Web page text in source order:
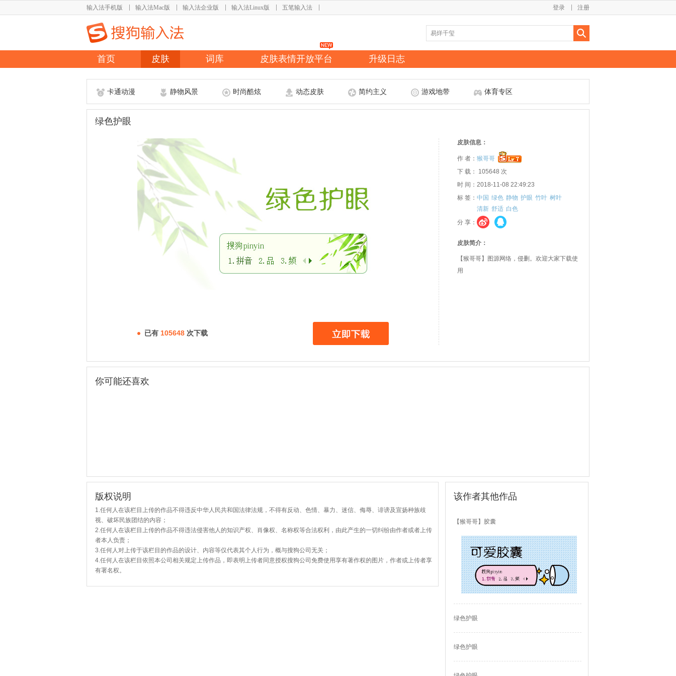
输入法手机版 输入法Mac版 输入法企业版 输入法Linux版 五笔输入法 注册
登录
首页 皮肤 词库 皮肤表情开放平台 升级日志
卡通动漫 静物风景 时尚酷炫 动态皮肤 简约主义 游戏地带 体育专区
绿色护眼
已有 105648 次下载
皮肤信息：
作 者： 猴哥哥
下 载： 105648 次
时 间：2018-11-08 22:49:23
标 签： 中国 绿色 静物 护眼 竹叶 树叶
清新 舒适 白色
分 享：
皮肤简介：
【猴哥哥】图源网络，侵删。欢迎大家下载使
用
你可能还喜欢
版权说明
1.任何人在该栏目上传的作品不得违反中华人民共和国法律法规，不得有反动、色情、暴力、迷信、侮辱、诽谤及宣扬种族歧
视、破坏民族团结的内容；
2.任何人在该栏目上传的作品不得违法侵害他人的知识产权、肖像权、名称权等合法权利，由此产生的一切纠纷由作者或者上传
者本人负责；
3.任何人对上传于该栏目的作品的设计、内容等仅代表其个人行为，概与搜狗公司无关；
4.任何人在该栏目依照本公司相关规定上传作品，即表明上传者同意授权搜狗公司免费使用享有著作权的图片，作者或上传者享
有署名权。
该作者其他作品
【猴哥哥】胶囊
绿色护眼
绿色护眼